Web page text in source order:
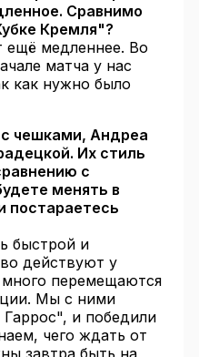
Сравнимо
Кремля"?
ещё медленнее. Во
матча у нас
как нужно было
чешками, Андреа
Их стиль
с
менять в
постараетесь
быстрой и
действуют у
перемещаются
Мы с ними
и победили
чего ждать от